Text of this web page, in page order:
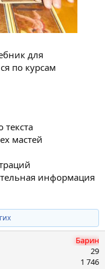
для
по курсам
мастей
информация
Барин
29
1 746